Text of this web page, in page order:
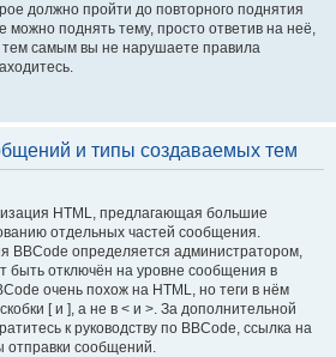
должно пройти до повторного поднятия
поднять тему, просто ответив на неё,
тем самым вы не нарушаете правила
и типы создаваемых тем
HTML, предлагающая большие
отдельных частей сообщения.
BBCode определяется администратором,
быть отключён на уровне сообщения в
очень похож на HTML, но теги в нём
[ и ], а не в < и >. За дополнительной
к руководству по BBCode, ссылка на
отправки сообщений.